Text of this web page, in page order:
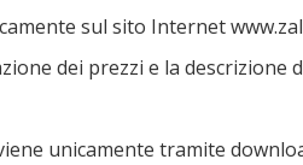
sul sito Internet
dei prezzi e la descrizione
unicamente tramite